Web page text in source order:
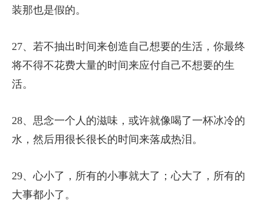
装那也是假的。
27、若不抽出时间来创造自己想要的生活，你最终
将不得不花费大量的时间来应付自己不想要的生
活。
28、思念一个人的滋味，或许就像喝了一杯冰冷的
水，然后用很长很长的时间来落成热泪。
29、心小了，所有的小事就大了；心大了，所有的
大事都小了。